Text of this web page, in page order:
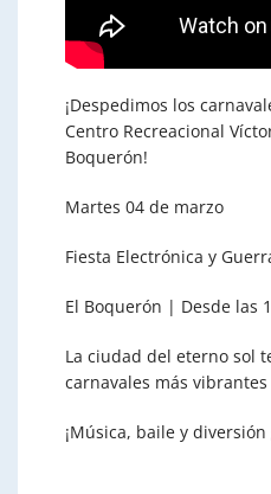
¡Despedimos los
Centro Recreacional
Boquerón!
Martes 04 de marzo
Fiesta Electrónica y
El Boquerón | Desde las
La ciudad del eterno sol
carnavales más
¡Música, baile y